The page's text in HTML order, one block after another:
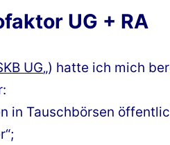
UG + RA
UG„) hatte ich mich
in Tauschbörsen